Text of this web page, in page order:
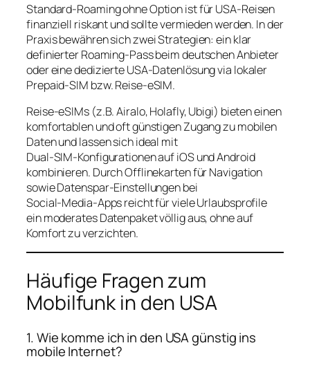
Standard-Roaming ohne Option ist für USA‑Reisen
finanziell riskant und sollte vermieden werden. In der
Praxis bewähren sich zwei Strategien: ein klar
definierter Roaming-Pass beim deutschen Anbieter
oder eine dedizierte USA‑Datenlösung via lokaler
Prepaid‑SIM bzw. Reise‑eSIM.
Reise‑eSIMs (z.B. Airalo, Holafly, Ubigi) bieten einen
komfortablen und oft günstigen Zugang zu mobilen
Daten und lassen sich ideal mit
Dual‑SIM‑Konfigurationen auf iOS und Android
kombinieren. Durch Offlinekarten für Navigation
sowie Datenspar‑Einstellungen bei
Social‑Media‑Apps reicht für viele Urlaubsprofile
ein moderates Datenpaket völlig aus, ohne auf
Komfort zu verzichten.
Häufige Fragen zum
Mobilfunk in den USA
1. Wie komme ich in den USA günstig ins
mobile Internet?